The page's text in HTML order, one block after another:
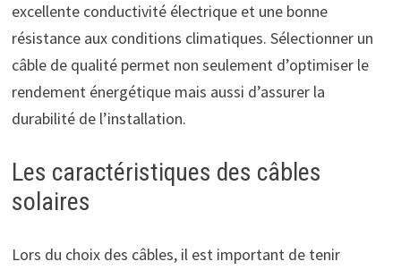
excellente conductivité électrique et une bonne
résistance aux conditions climatiques. Sélectionner un
câble de qualité permet non seulement d’optimiser le
rendement énergétique mais aussi d’assurer la
durabilité de l’installation.
Les caractéristiques des câbles
solaires
Lors du choix des câbles, il est important de tenir